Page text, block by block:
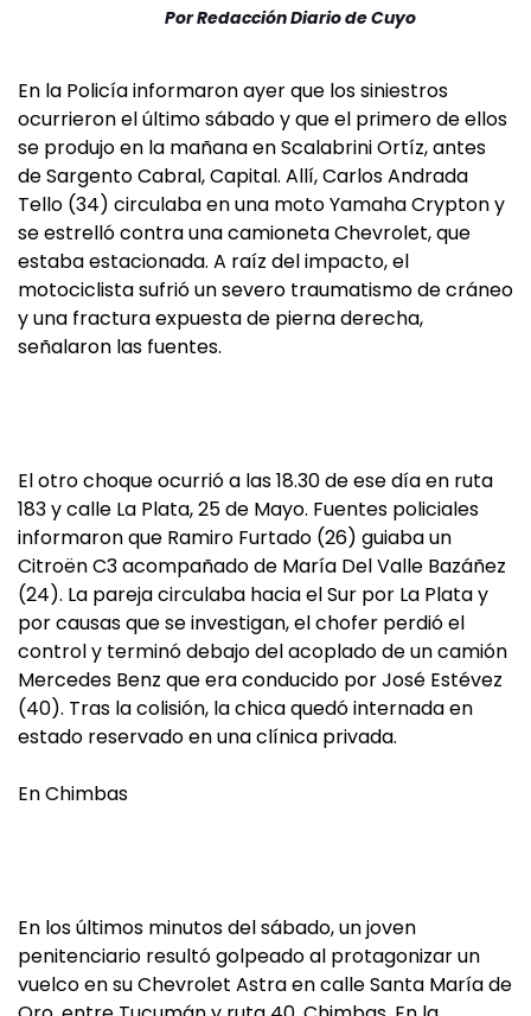
PorRedacción Diario de Cuyo
En la Policía informaron ayer que los siniestros
ocurrieron el último sábado y que el primero de ellos
se produjo en la mañana en Scalabrini Ortíz, antes
de Sargento Cabral, Capital. Allí, Carlos Andrada
Tello (34) circulaba en una moto Yamaha Crypton y
se estrelló contra una camioneta Chevrolet, que
estaba estacionada. A raíz del impacto, el
motociclista sufrió un severo traumatismo de cráneo
y una fractura expuesta de pierna derecha,
señalaron las fuentes.
El otro choque ocurrió a las 18.30 de ese día en ruta
183 y calle La Plata, 25 de Mayo. Fuentes policiales
informaron que Ramiro Furtado (26) guiaba un
Citroën C3 acompañado de María Del Valle Bazáñez
(24). La pareja circulaba hacia el Sur por La Plata y
por causas que se investigan, el chofer perdió el
control y terminó debajo del acoplado de un camión
Mercedes Benz que era conducido por José Estévez
(40). Tras la colisión, la chica quedó internada en
estado reservado en una clínica privada.
En Chimbas
En los últimos minutos del sábado, un joven
penitenciario resultó golpeado al protagonizar un
vuelco en su Chevrolet Astra en calle Santa María de